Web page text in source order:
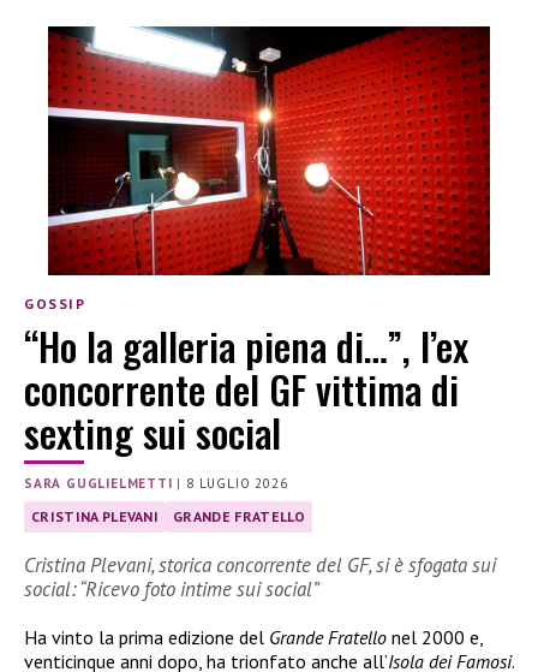
GOSSIP
“Ho la galleria piena di…”, l’ex
concorrente del GF vittima di
sexting sui social
SARA GUGLIELMETTI | 8 LUGLIO 2026
CRISTINA PLEVANI GRANDE FRATELLO
Cristina Plevani, storica concorrente del GF, si è sfogata sui
social: “Ricevo foto intime sui social”
Ha vinto la prima edizione del Grande Fratello nel 2000 e,
venticinque anni dopo, ha trionfato anche all’Isola dei Famosi.